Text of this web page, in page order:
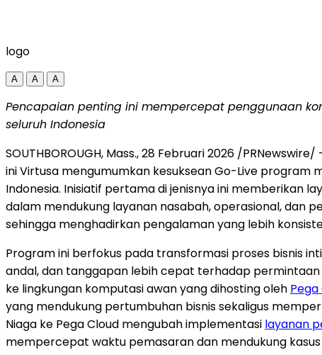
logo
A A A
Pencapaian penting ini mempercepat penggunaan
seluruh Indonesia
SOUTHBOROUGH, Mass.,28 Februari 2026 /PRNewswire/
ini Virtusa mengumumkan kesuksean Go-Live program
Indonesia. Inisiatif pertama di jenisnya ini memberikan
dalam mendukung layanan nasabah, operasional, dan
sehingga menghadirkan pengalaman yang lebih
Program ini berfokus pada transformasi proses bisnis
andal, dan tanggapan lebih cepat terhadap
ke lingkungan komputasi awan yang dihosting oleh Pega
yang mendukung pertumbuhan bisnis sekaligus
Niaga ke Pega Cloud mengubah implementasi layanan
mempercepat waktu pemasaran dan mendukung